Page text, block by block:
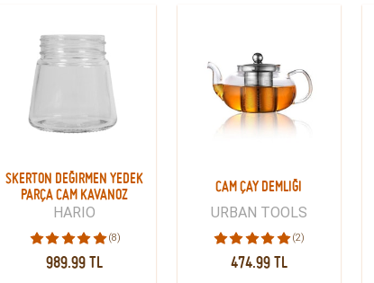
SKERTON DEĞIRMEN YEDEK
PARÇA CAM KAVANOZ
HARIO
(8)
989.99 TL
CAM ÇAY DEMLIĞI
URBAN TOOLS
(2)
474.99 TL